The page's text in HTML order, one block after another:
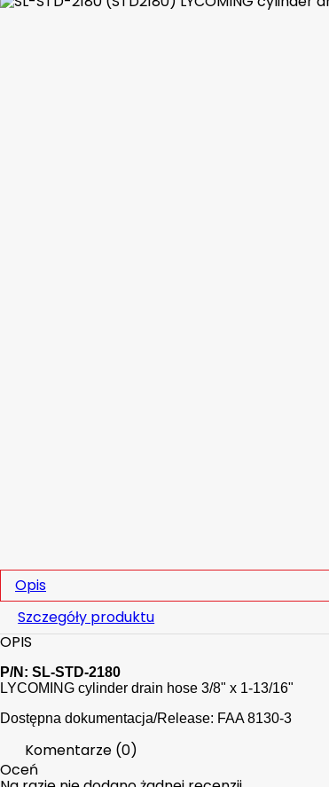
Opis
Szczegóły produktu
OPIS
P/N: SL-STD-2180
LYCOMING cylinder drain hose 3/8" x 1-13/16"
Dostępna dokumentacja/Release: FAA 8130-3
Komentarze (0)
Oceń